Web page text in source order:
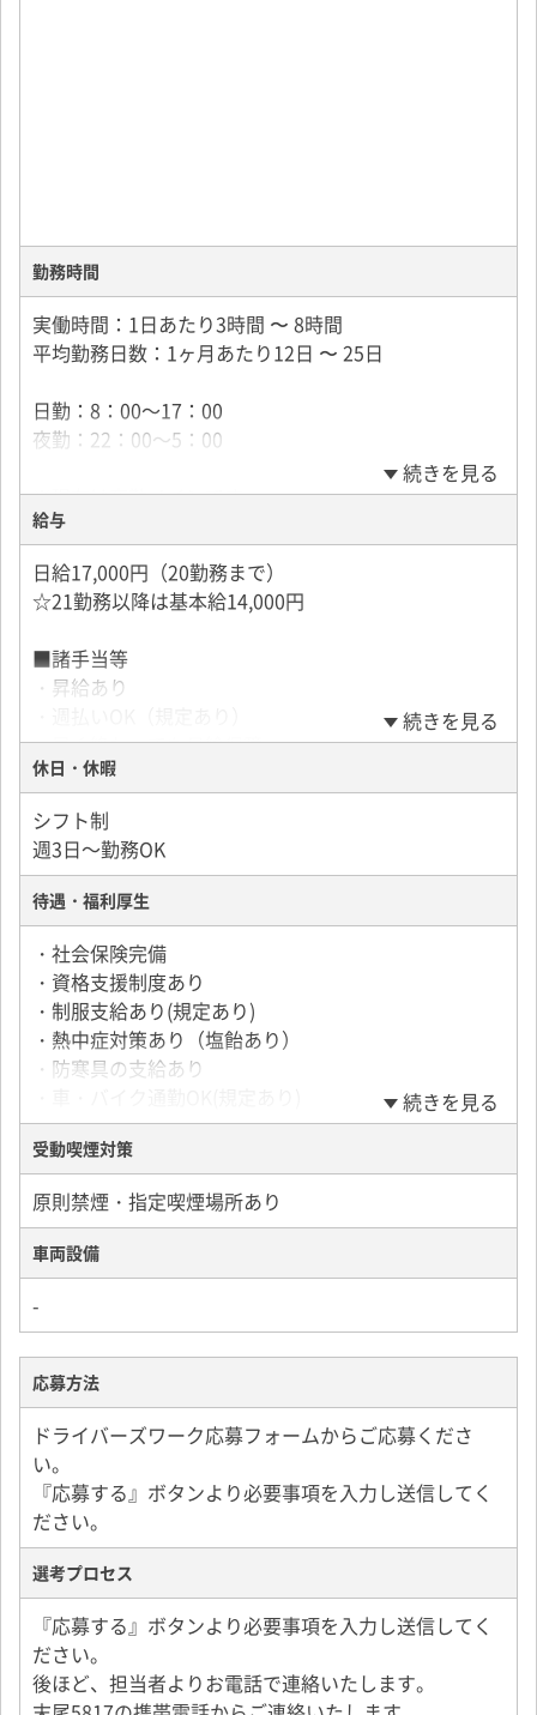
勤務時間
実働時間：1日あたり3時間 〜 8時間
平均勤務日数：1ヶ月あたり12日 〜 25日
日勤：8：00～17：00
夜勤：22：00～5：00
※現在は夜勤メインです。
※現場によって時間は前後します。
※3時間等で終わる現場もございます。
続きを見る
給与
日給17,000円（20勤務まで）
☆21勤務以降は基本給14,000円
■諸手当等
・昇給あり
・早く終わっても日給保障
【給与例】
■月収例
・勤務開始から20回までの月収例
日給17,000円円×月20日=月収340,000円
・勤務開始から21回以降
日給14,000円×月20日=月収280,000円
続きを見る
休日・休暇
シフト制
週3日～勤務OK
待遇・福利厚生
・社会保険完備
・資格支援制度あり
・制服支給あり(規定あり)
・熱中症対策あり（塩飴あり）
・防寒具の支給あり
続きを見る
受動喫煙対策
原則禁煙・指定喫煙場所あり
車両設備
-
応募方法
ドライバーズワーク応募フォームからご応募くださ
い。
『応募する』ボタンより必要事項を入力し送信してく
ださい。
選考プロセス
『応募する』ボタンより必要事項を入力し送信してく
ださい。
後ほど、担当者よりお電話で連絡いたします。